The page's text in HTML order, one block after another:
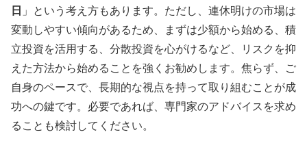
日 」という考え方もあります。ただし、連休明けの市場は
変動しやすい傾向があるため、まずは少額から始める、積
立投資を活用する、分散投資を心がけるなど、リスクを抑
えた方法から始めることを強くお勧めします。焦らず、ご
自身のペースで、長期的な視点を持って取り組むことが成
功への鍵です。必要であれば、専門家のアドバイスを求め
ることも検討してください。